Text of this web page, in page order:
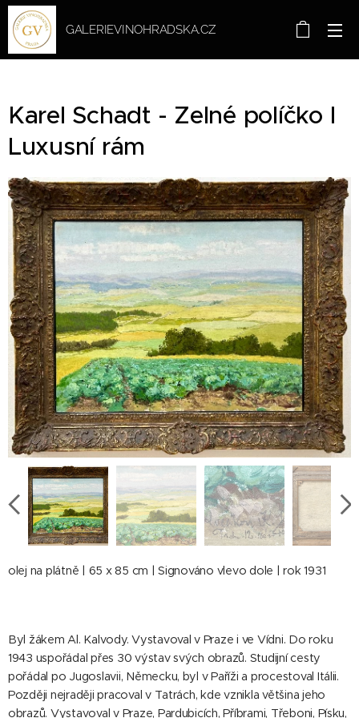
GALERIEVINOHRADSKA.CZ
Karel Schadt - Zelné políčko I
Luxusní rám
olej na plátně | 65 x 85 cm | Signováno vlevo dole | rok 1931
Byl žákem Al. Kalvody. Vystavoval v Praze i ve Vídni. Do roku
1943 uspořádal přes 30 výstav svých obrazů. Studijní cesty
pořádal po Jugoslavii, Německu, byl v Paříži a procestoval Itálii.
Později nejraději pracoval v Tatrách, kde vznikla většina jeho
obrazů. Vystavoval v Praze, Pardubicích, Příbrami, Třeboni, Písku,